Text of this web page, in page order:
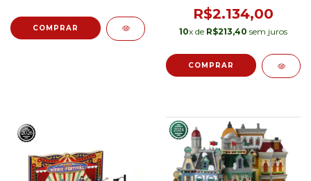
R$2.134,00
10x de R$213,40 sem juros